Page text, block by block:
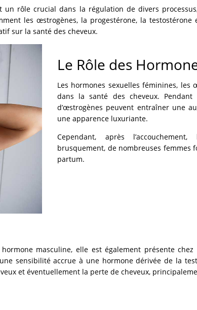
un rôle crucial dans la régulation de divers
les œstrogènes, la progestérone, la
sur la santé des cheveux.
Le Rôle des
Les hormones sexuelles féminines,
dans la santé des cheveux. Pendant
d’œstrogènes peuvent entraîner une
une apparence luxuriante.
Cependant, après
brusquement, de nombreuses femmes
partum.
masculine, elle est également présente
sensibilité accrue à une hormone dérivée de la
et éventuellement la perte de cheveux,